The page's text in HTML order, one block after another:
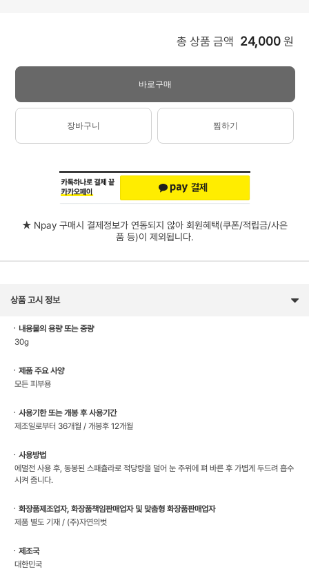
총 상품 금액 24,000 원
바로구매
장바구니 찜하기
★ Npay 구매시 결제정보가 연동되지 않아 회원혜택(쿠폰/적립금/사은
품 등)이 제외됩니다.
상품 고시 정보
ㆍ내용물의 용량 또는 중량
30g
ㆍ제품 주요 사양
모든 피부용
ㆍ사용기한 또는 개봉 후 사용기간
제조일로부터 36개월 / 개봉후 12개월
ㆍ사용방법
에멀전 사용 후, 동봉된 스패츌라로 적당량을 덜어 눈 주위에 펴 바른 후 가볍게 두드려 흡수
시켜 줍니다.
ㆍ화장품제조업자, 화장품책임판매업자 및 맞춤형 화장품판매업자
제품 별도 기재 / (주)자연의벗
ㆍ제조국
대한민국